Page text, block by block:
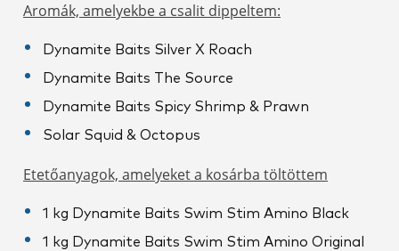
Aromák, amelyekbe a csalit dippeltem:
Dynamite Baits Silver X Roach
Dynamite Baits The Source
Dynamite Baits Spicy Shrimp & Prawn
Solar Squid & Octopus
Etetőanyagok, amelyeket a kosárba töltöttem
1 kg Dynamite Baits Swim Stim Amino Black
1 kg Dynamite Baits Swim Stim Amino Original